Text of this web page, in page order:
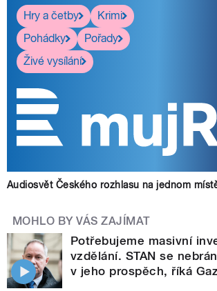
Hry a četby
Krimi
Pohádky
Pořady
Živé vysílání
Audiosvět Českého rozhlasu na jednom
MOHLO BY VÁS ZAJÍMAT
Potřebujeme masivní
vzdělání. STAN se
v jeho prospěch, říká